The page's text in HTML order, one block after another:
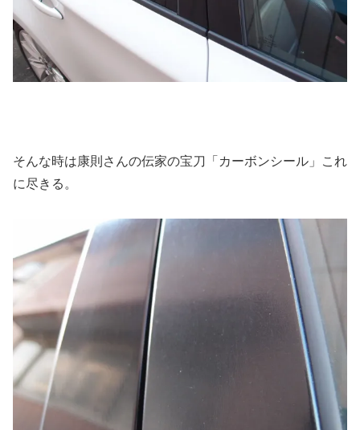
そんな時は康則さんの伝家の宝刀「カーボンシール」これ
に尽きる。